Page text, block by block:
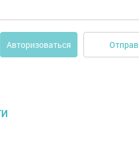
Авторизоваться